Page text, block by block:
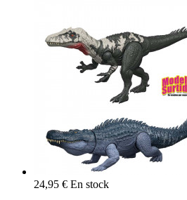
24,95 € En stock